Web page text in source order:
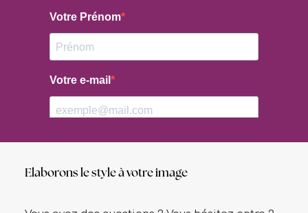
Elaborons le style à votre image